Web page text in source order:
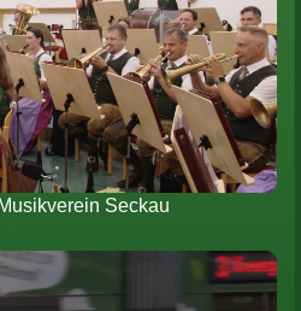
Seckau